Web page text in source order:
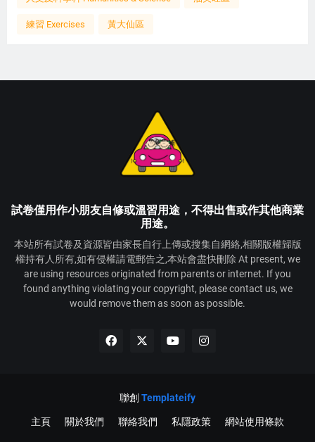
練習 Exercises 黃大仙區
試卷僅用作小朋友自修或溫習用途，不得出售或作其他商業
用途。
本站所有試卷及資源皆由家長自行上傳或搜集自網絡,相關版權歸版
權持有人所有,如有侵權請電郵告之,本站會盡快刪除 At present, we
are using resources originated from parents or internet. If you
found anything violating your copyright, please contact us, we
would remove them as soon as possible.
聯創 Templateify
主頁 關於我們 聯絡我們 私隱政策 網站使用條款